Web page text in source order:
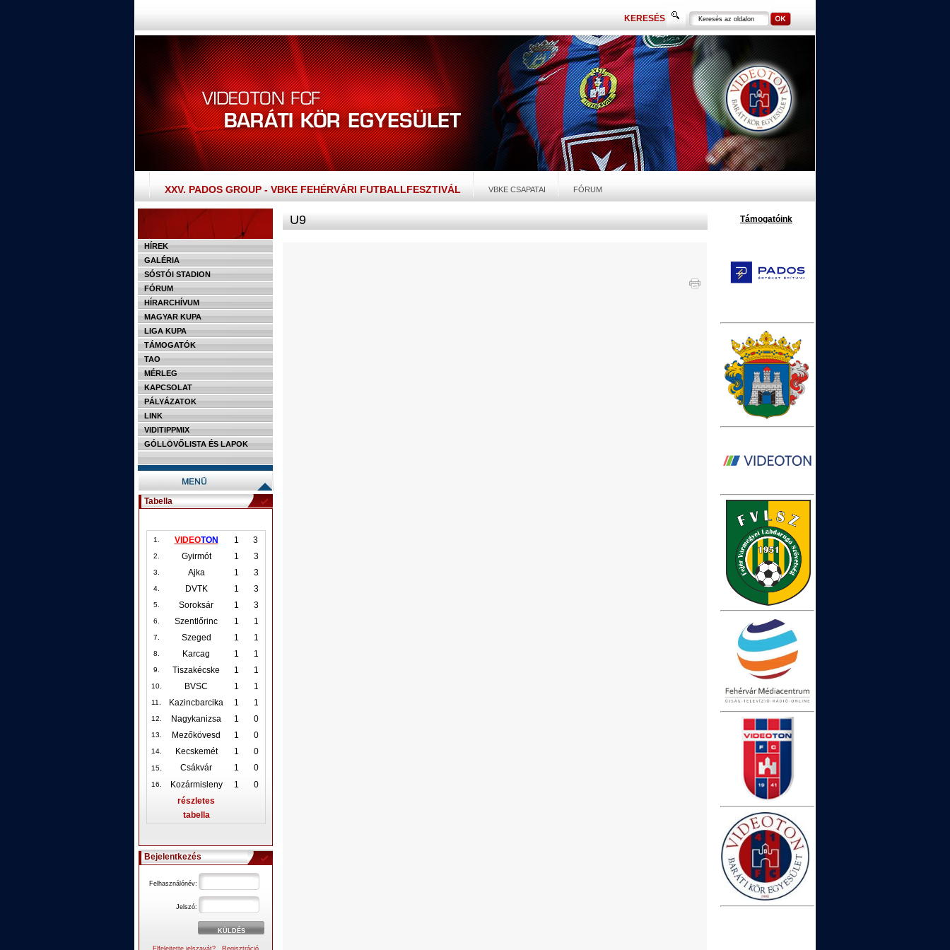
KERESÉS
XXV. PADOS GROUP - VBKE FEHÉRVÁRI FUTBALLFESZTIVÁL VBKE CSAPATAI FÓRUM
HÍREK
GALÉRIA
SÓSTÓI STADION
FÓRUM
HÍRARCHÍVUM
MAGYAR KUPA
LIGA KUPA
TÁMOGATÓK
TAO
MÉRLEG
KAPCSOLAT
PÁLYÁZATOK
LINK
VIDITIPPMIX
GÓLLÖVŐLISTA ÉS LAPOK
Tabella
1. VIDEOTON 1 3
2. Gyirmót 1 3
3. Ajka 1 3
4. DVTK 1 3
5. Soroksár 1 3
6. Szentlőrinc 1 1
7. Szeged 1 1
8. Karcag 1 1
9. Tiszakécske 1 1
10. BVSC 1 1
11. Kazincbarcika 1 1
12. Nagykanizsa 1 0
13. Mezőkövesd 1 0
14. Kecskemét 1 0
15. Csákvár 1 0
16. Kozármisleny 1
0
részletes
tabella
Bejelentkezés
Felhasználónév:
Jelszó:
Elfelejtette jelszavát? Regisztráció
U9 Támogatóink